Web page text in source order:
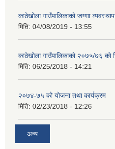
काठेखोला गाउँपालिकाको जग्गाा
मिति: 04/08/2019 - 13:55
काठेखोला गाउँपालिकाको २०७५/७६ को
मिति: 06/25/2018 - 14:21
२०७४-७५ को योजना तथा कार्यक्रम
मिति: 02/23/2018 - 12:26
अन्य